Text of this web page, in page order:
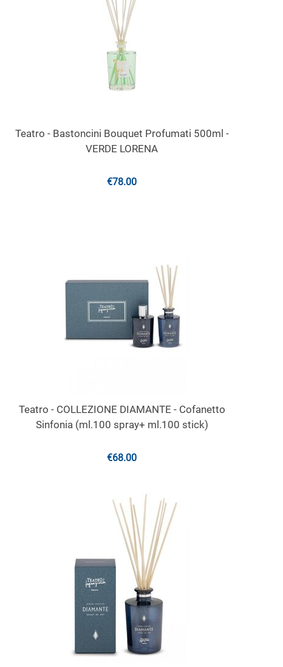
Teatro - Bastoncini Bouquet Profumati 500ml -
VERDE LORENA
€78.00
Teatro - COLLEZIONE DIAMANTE - Cofanetto
Sinfonia (ml.100 spray+ ml.100 stick)
€68.00